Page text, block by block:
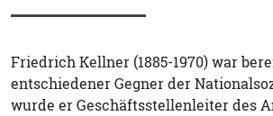
Friedrich Kellner (1885-1970) war
entschiedener Gegner der
wurde er Geschäftsstellenleiter des